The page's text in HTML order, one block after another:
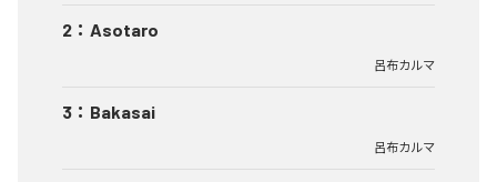
2 ： Asotaro
呂布カルマ
3 ： Bakasai
呂布カルマ